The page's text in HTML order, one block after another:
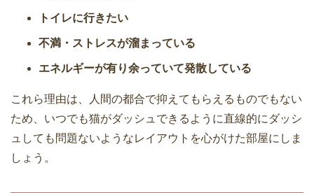
トイレに行きたい
不満・ストレスが溜まっている
エネルギーが有り余っていて発散している
これら理由は、人間の都合で抑えてもらえるものでもない
ため、いつでも猫がダッシュできるように直線的にダッシ
ュしても問題ないようなレイアウトを心がけた部屋にしま
しょう。